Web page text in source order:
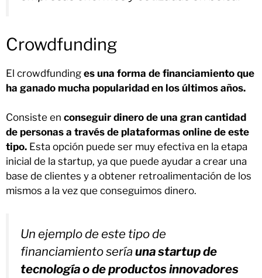
Crowdfunding
El crowdfunding es una forma de financiamiento que
ha ganado mucha popularidad en los últimos años.
Consiste en conseguir dinero de una gran cantidad
de personas a través de plataformas online de este
tipo. Esta opción puede ser muy efectiva en la etapa
inicial de la startup, ya que puede ayudar a crear una
base de clientes y a obtener retroalimentación de los
mismos a la vez que conseguimos dinero.
Un ejemplo de este tipo de
financiamiento sería una startup de
tecnología o de productos innovadores